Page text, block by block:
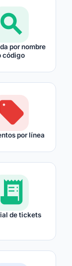
search
por nombre
código
por línea
receipt_long
de tickets